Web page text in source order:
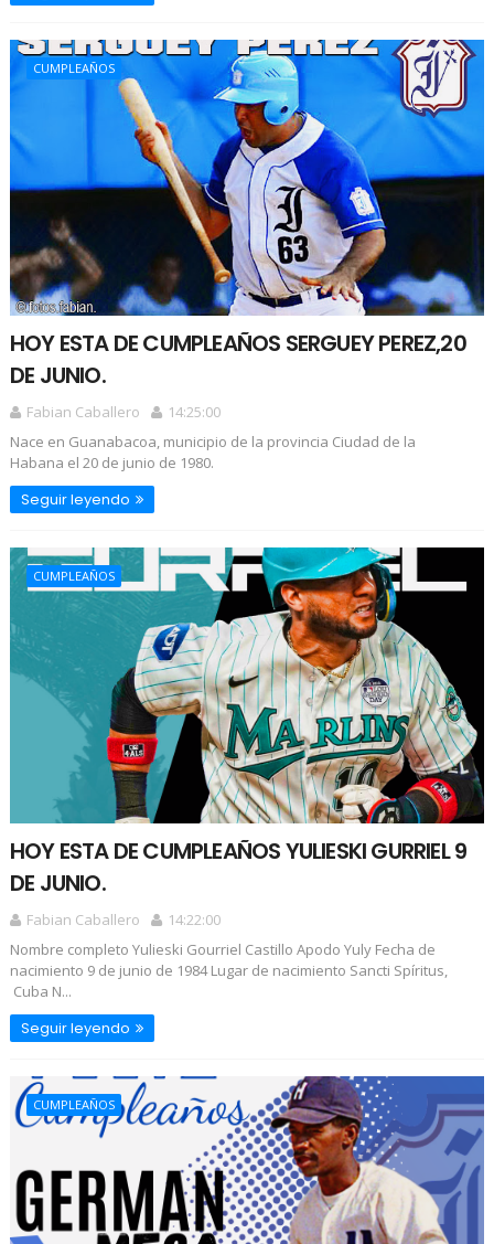
CUMPLEAÑOS
HOY ESTA DE CUMPLEAÑOS SERGUEY PEREZ,20
DE JUNIO.
Fabian Caballero
14:25:00
Nace en Guanabacoa, municipio de la provincia Ciudad de la
Habana el 20 de junio de 1980.
Seguir leyendo
CUMPLEAÑOS
HOY ESTA DE CUMPLEAÑOS YULIESKI GURRIEL 9
DE JUNIO.
Fabian Caballero
14:22:00
Nombre completo Yulieski Gourriel Castillo Apodo Yuly Fecha de
nacimiento 9 de junio de 1984 Lugar de nacimiento Sancti Spíritus,
Cuba N...
Seguir leyendo
CUMPLEAÑOS